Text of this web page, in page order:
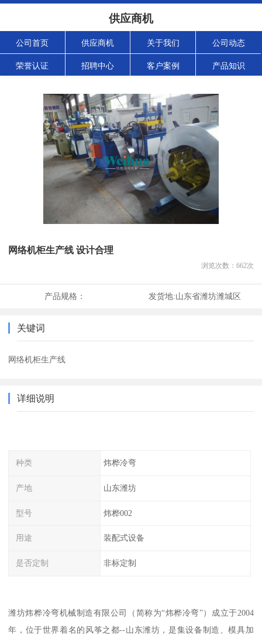
供应商机
公司首页 供应商机 关于我们 公司动态
荣誉认证 招聘中心 客户案例 产品知识
网络机柜生产线 设计合理
浏览次数： 662次
产品规格： 发货地:山东省潍坊潍城区
关键词
网络机柜生产线
详细说明
种类 炜桦冷弯
产地 山东潍坊
型号 炜桦002
用途 装配式设备
是否定制 非标定制
潍坊炜桦冷弯机械制造有限公司（简称为“炜桦冷弯”）成立于2004
年，位于世界着名的风筝之都--山东潍坊，是集设备制造、模具加